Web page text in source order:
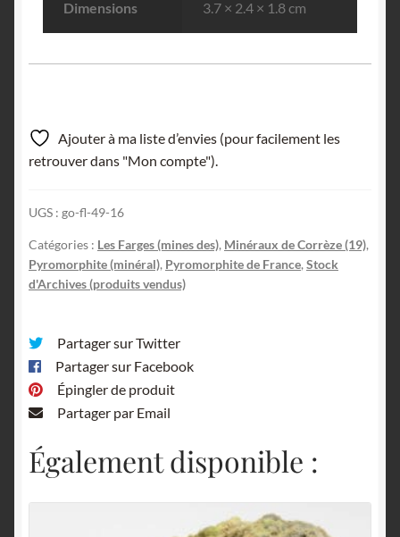
Dimensions 3.7 × 2.4 × 1.8 cm
Ajouter à ma liste d’envies (pour facilement les
retrouver dans "Mon compte").
UGS : go-fl-49-16
Catégories : Les Farges (mines des), Minéraux de Corrèze (19),
Pyromorphite (minéral), Pyromorphite de France, Stock
d'Archives (produits vendus)
Partager sur Twitter
Partager sur Facebook
Épingler de produit
Partager par Email
Également disponible :